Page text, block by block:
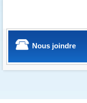
Nous joindre